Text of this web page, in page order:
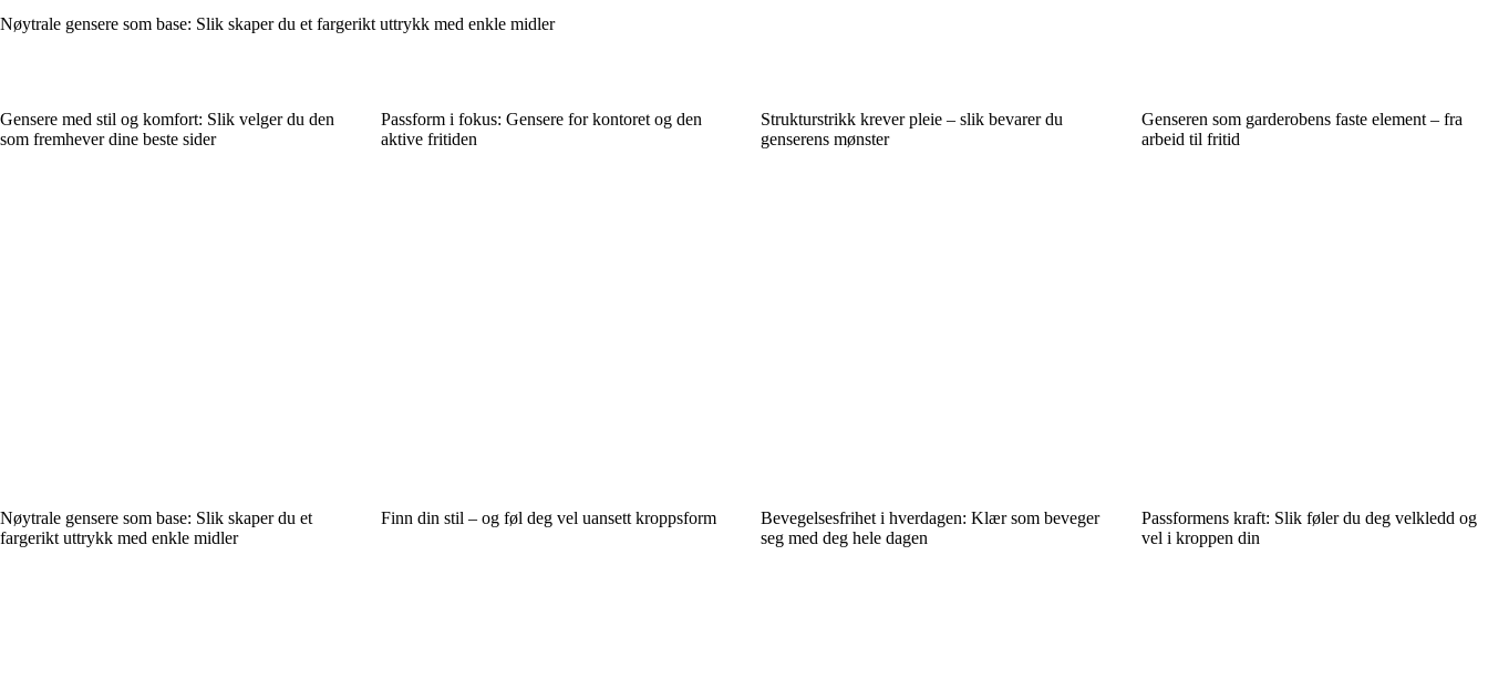
Nøytrale gensere som base: Slik skaper du et fargerikt uttrykk med enkle midler
Gensere med stil og komfort: Slik velger du den
som fremhever dine beste sider
Passform i fokus: Gensere for kontoret og den
aktive fritiden
Strukturstrikk krever pleie – slik bevarer du
genserens mønster
Genseren som garderobens faste element – fra
arbeid til fritid
Nøytrale gensere som base: Slik skaper du et
fargerikt uttrykk med enkle midler
Finn din stil – og føl deg vel uansett kroppsform
Bevegelsesfrihet i hverdagen: Klær som beveger
seg med deg hele dagen
Passformens kraft: Slik føler du deg velkledd og
vel i kroppen din